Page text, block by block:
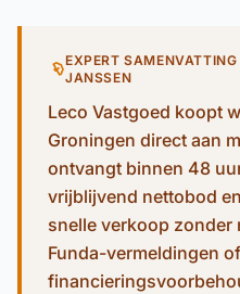
EXPERT SAMENVATTING
JANSSEN
Leco Vastgoed koopt
Groningen direct aan
ontvangt binnen 48
vrijblijvend nettobod
snelle verkoop zonder
Funda-vermeldingen of